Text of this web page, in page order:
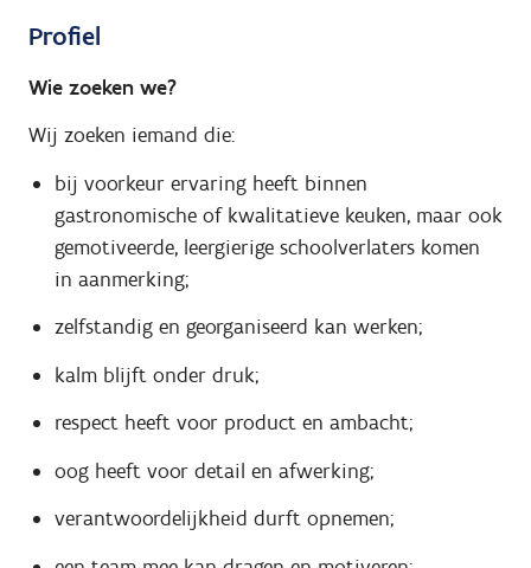
Profiel
Wie zoeken we?
Wij zoeken iemand die:
bij voorkeur ervaring heeft binnen
gastronomische of kwalitatieve keuken, maar ook
gemotiveerde, leergierige schoolverlaters komen
in aanmerking;
zelfstandig en georganiseerd kan werken;
kalm blijft onder druk;
respect heeft voor product en ambacht;
oog heeft voor detail en afwerking;
verantwoordelijkheid durft opnemen;